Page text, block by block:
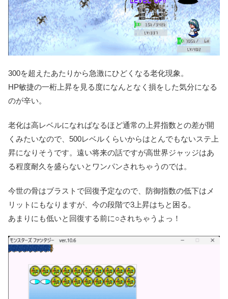
300を超えたあたりから急激にひどくなる老化現象。
HP敏捷の一桁上昇を見る度になんとなく損をした気分になる
のが辛い。
老化は高レベルになればなるほど通常の上昇指数との差が開
くみたいなので、500レベルくらいからはとんでもないステ上
昇になりそうです。遠い将来の話ですが高世界ジャッジはあ
る程度耐久を盛らないとワンパンされちゃうのでは。
今世の骨はブラストで回復予定なので、防御指数の低下はメ
リットにもなりますが、今の段階で3上昇はちと困る。
あまりにも低いと回復する前に○されちゃうよっ！